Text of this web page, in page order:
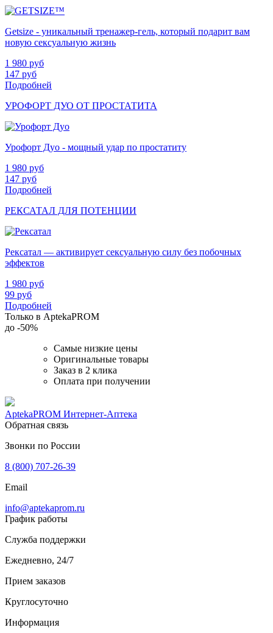
Getsize - уникальный тренажер-гель, который подарит вам
новую сексуальную жизнь
1 980 руб
147 руб
Подробней
УРОФОРТ ДУО ОТ ПРОСТАТИТА
Урофорт Дуо - мощный удар по простатиту
1 980 руб
147 руб
Подробней
РЕКСАТАЛ ДЛЯ ПОТЕНЦИИ
Рексатал — активирует сексуальную силу без побочных
эффектов
1 980 руб
99 руб
Подробней
Только в AptekaPROM
до -50%
Самые низкие цены
Оригинальные товары
Заказ в 2 клика
Оплата при получении
AptekaPROM Интернет-Аптека
Обратная связь
Звонки по России
8 (800) 707-26-39
Email
info@aptekaprom.ru
График работы
Служба поддержки
Ежедневно, 24/7
Прием заказов
Круглосуточно
Информация